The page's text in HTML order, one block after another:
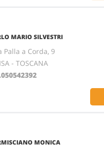
MARIO SILVESTRI
Palla a Corda, 9
- TOSCANA
MONICA